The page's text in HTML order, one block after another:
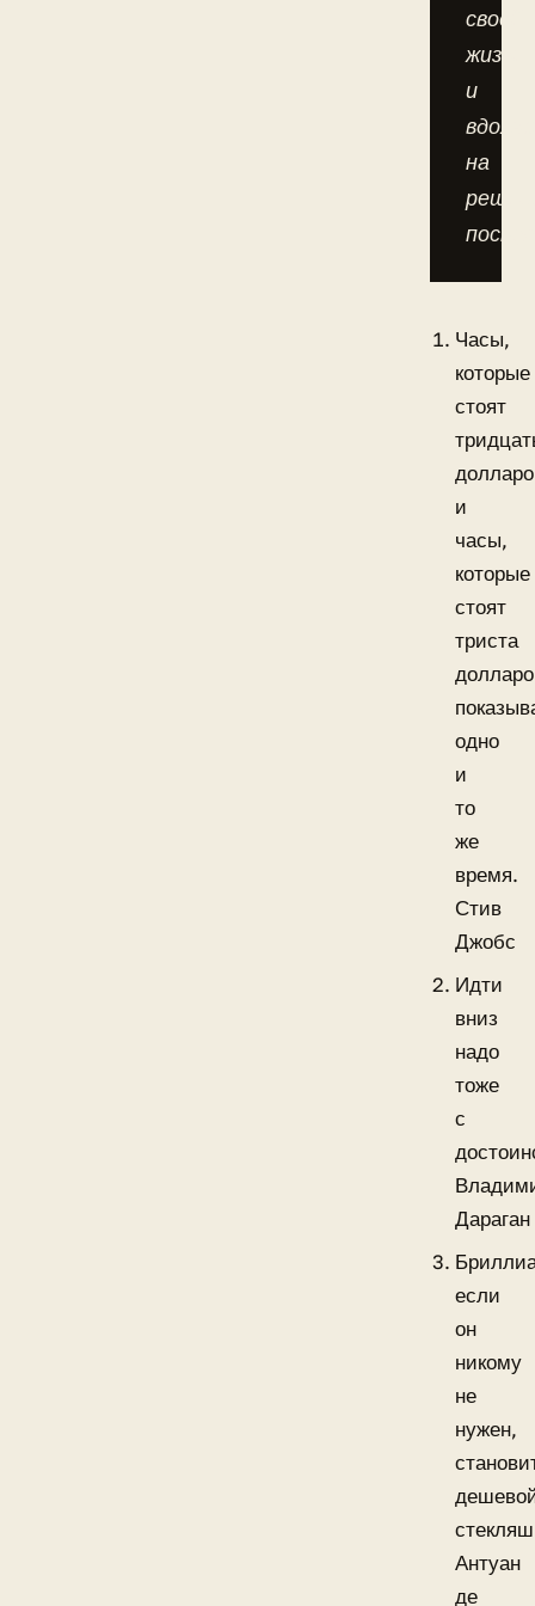
своей
жизни
и
на
Часы,
которые
стоят
и
часы,
которые
стоят
триста
одно
и
то
же
время.
Стив
Джобс
Идти
вниз
надо
тоже
с
Дараган
если
он
никому
не
нужен,
Антуан
де